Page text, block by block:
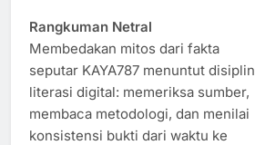
Rangkuman Netral
Membedakan mitos dari fakta
seputar KAYA787 menuntut disiplin
literasi digital: memeriksa sumber,
membaca metodologi, dan menilai
konsistensi bukti dari waktu ke